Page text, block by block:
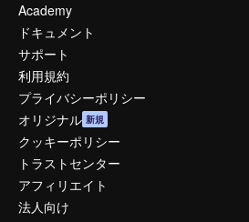
Academy
ドキュメント
サポート
利用規約
プライバシーポリシー
オリジナル 新規
クッキーポリシー
トラストセンター
アフィリエイト
法人向け